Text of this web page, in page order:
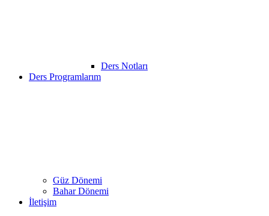
Ders Notları
Ders Programlarım
Güz Dönemi
Bahar Dönemi
İletişim